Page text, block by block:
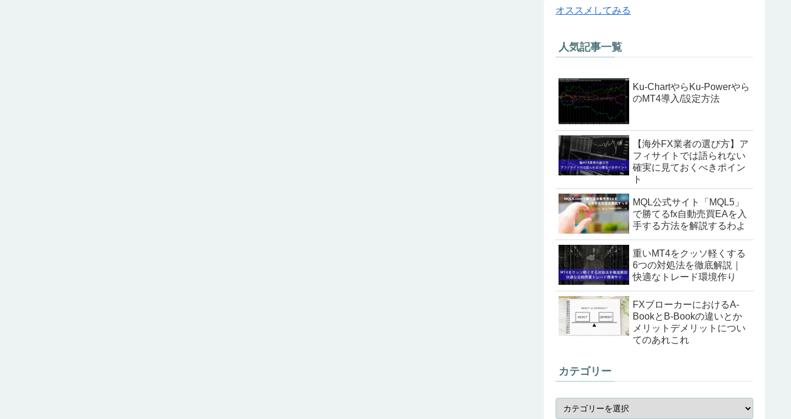
オススメしてみる
人気記事一覧
Ku-ChartやらKu-Powerやら
のMT4導入/設定方法
【海外FX業者の選び方】ア
フィサイトでは語られない
確実に見ておくべきポイン
ト
MQL公式サイト「MQL5」
で勝てるfx自動売買EAを入
手する方法を解説するわよ
重いMT4をクッソ軽くする
6つの対処法を徹底解説｜
快適なトレード環境作り
FXブローカーにおけるA-
BookとB-Bookの違いとか
メリットデメリットについ
てのあれこれ
カテゴリー